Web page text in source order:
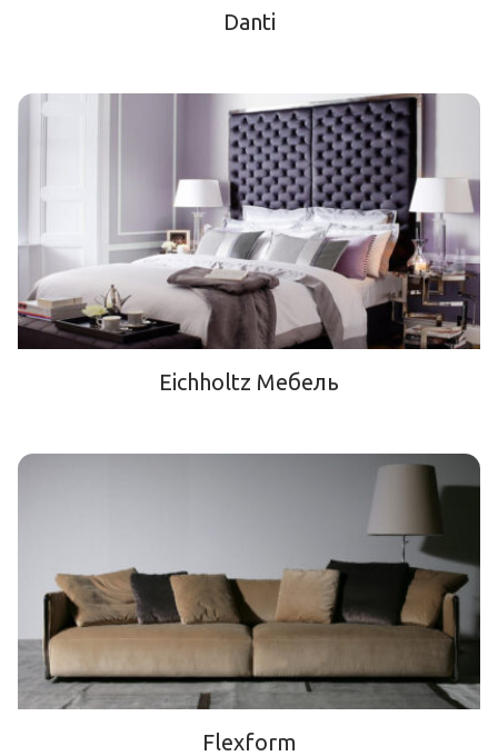
Danti
Eichholtz Мебель
Flexform